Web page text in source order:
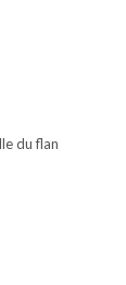
du flan